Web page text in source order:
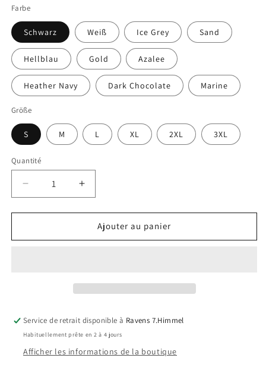
Farbe
Schwarz Weiß Ice Grey Sand
Hellblau Gold Azalee
Heather Navy Dark Chocolate Marine
Größe
S M L XL 2XL 3XL
Quantité
Quantité
Réduire
la
quantité
Heavycorn
Augmenter
la
quantité
Heavycorn
Ajouter au panier
Service de retrait disponible à Ravens 7.Himmel
Habituellement prête en 2 à 4 jours
Afficher les informations de la boutique